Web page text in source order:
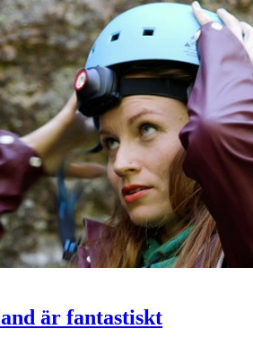
är fantastiskt